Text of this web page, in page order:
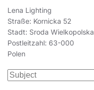
Lena Lighting
Straße: Kornicka 52
Stadt: Sroda Wielkopolska
Postleitzahl: 63-000
Polen